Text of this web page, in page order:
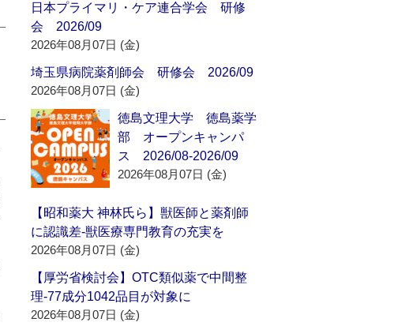
日本プライマリ・ケア連合学会 研修
会 2026/09
2026年08月07日 (金)
埼玉県病院薬剤師会 研修会 2026/09
2026年08月07日 (金)
徳島文理大学 徳島薬学
部 オープンキャンパ
ス 2026/08-2026/09
2026年08月07日 (金)
【昭和薬大 神林氏ら】獣医師と薬剤師
に認識差‐獣医療専門教育の充実を
2026年08月07日 (金)
【厚労省検討会】OTC類似薬で中間整
理‐77成分1042品目が対象に
2026年08月07日 (金)